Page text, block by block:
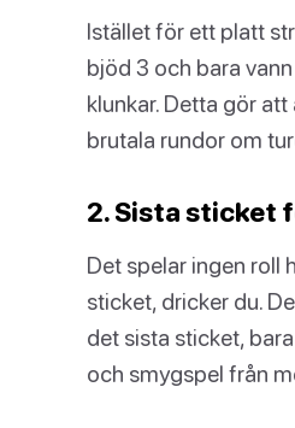
Istället för ett platt
bjöd 3 och bara
klunkar. Detta gör
brutala rundor om
2. Sista sticket
Det spelar ingen roll
sticket, dricker du.
det sista sticket,
och smygspel från